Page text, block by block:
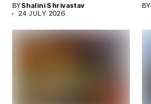
BYShalini Shrivastav
24 JULY 2026
BY